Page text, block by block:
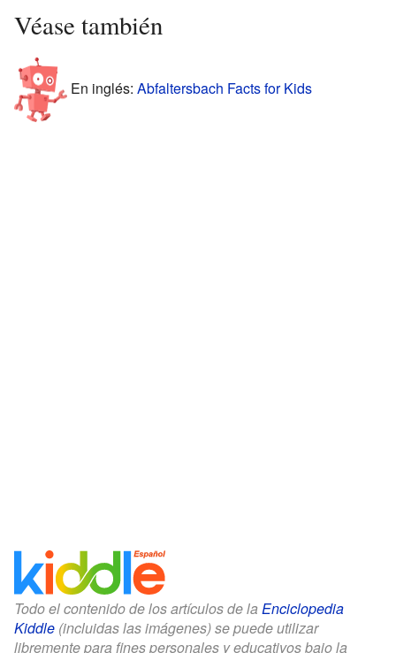
Véase también
En inglés: Abfaltersbach Facts for Kids
Todo el contenido de los artículos de la Enciclopedia
Kiddle (incluidas las imágenes) se puede utilizar
libremente para fines personales y educativos bajo la